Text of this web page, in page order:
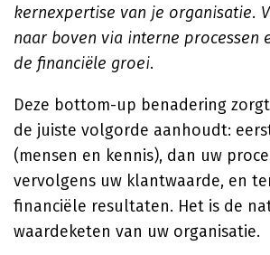
kernexpertise van je organisatie.
naar boven via interne processen
de financiële groei.
Deze bottom-up benadering
de juiste volgorde aanhoudt:
(mensen en kennis), dan uw
vervolgens uw klantwaarde, en
financiële resultaten. Het is de
waardeketen van uw organisatie.